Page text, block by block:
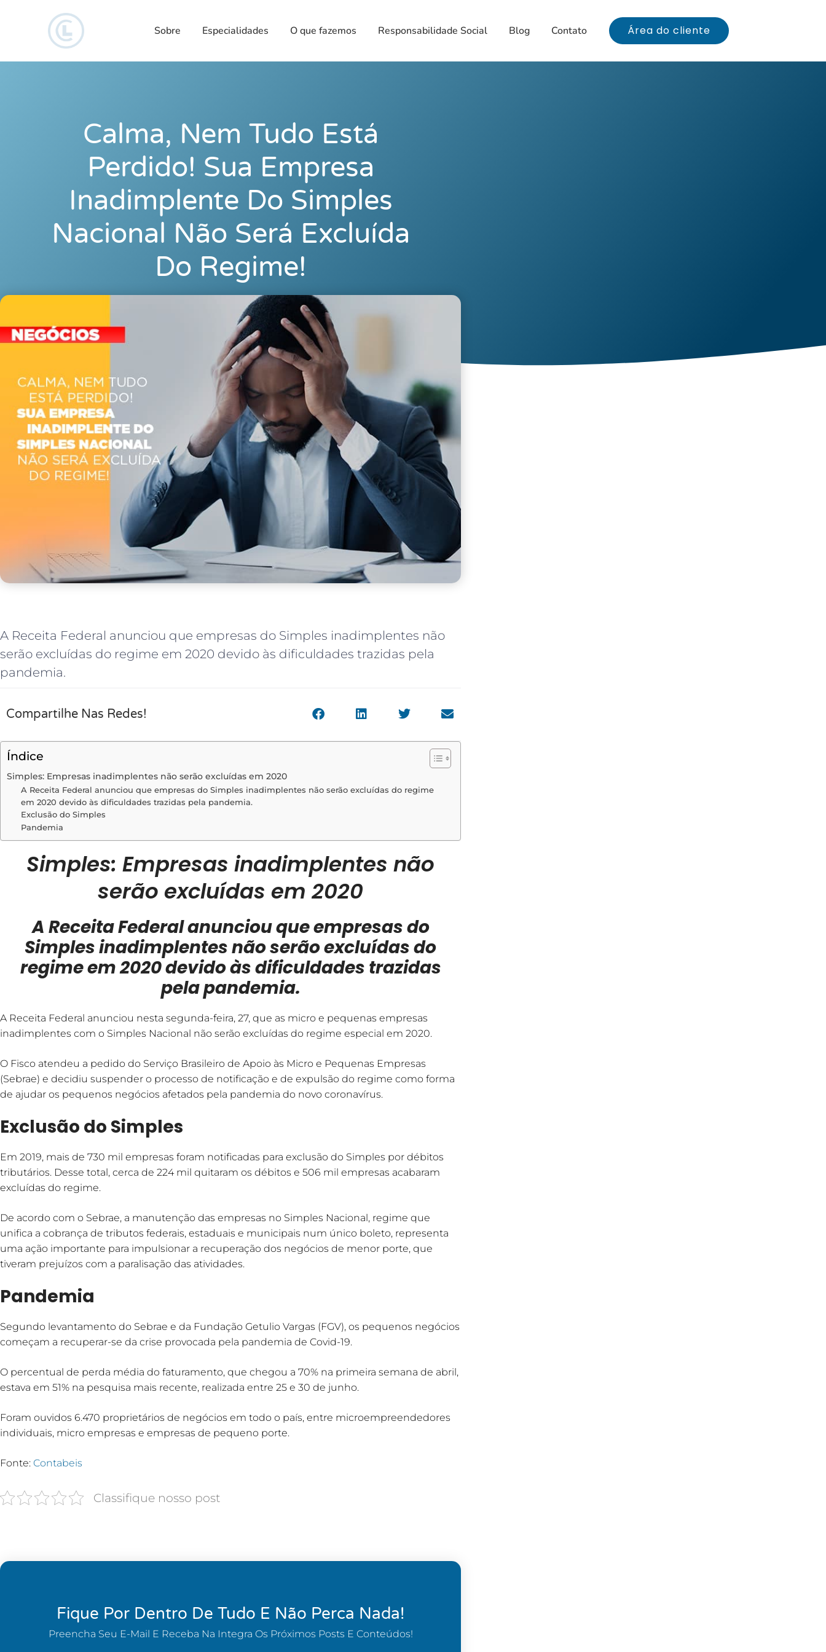
Sobre Especialidades O que fazemos Responsabilidade Social Blog Contato Área do cliente
Calma, Nem Tudo Está
Perdido! Sua Empresa
Inadimplente Do Simples
Nacional Não Será Excluída
Do Regime!
julho 29, 2020
A Receita Federal anunciou que empresas do Simples inadimplentes não
serão excluídas do regime em 2020 devido às dificuldades trazidas pela
pandemia.
Compartilhe Nas Redes!
Índice
Simples: Empresas inadimplentes não serão excluídas em 2020
A Receita Federal anunciou que empresas do Simples inadimplentes não serão excluídas do regime
em 2020 devido às dificuldades trazidas pela pandemia.
Exclusão do Simples
Pandemia
Simples: Empresas inadimplentes não
serão excluídas em 2020
A Receita Federal anunciou que empresas do
Simples inadimplentes não serão excluídas do
regime em 2020 devido às dificuldades trazidas
pela pandemia.
A Receita Federal anunciou nesta segunda-feira, 27, que as micro e pequenas empresas
inadimplentes com o Simples Nacional não serão excluídas do regime especial em 2020.
O Fisco atendeu a pedido do Serviço Brasileiro de Apoio às Micro e Pequenas Empresas
(Sebrae) e decidiu suspender o processo de notificação e de expulsão do regime como forma
de ajudar os pequenos negócios afetados pela pandemia do novo coronavírus.
Exclusão do Simples
Em 2019, mais de 730 mil empresas foram notificadas para exclusão do Simples por débitos
tributários. Desse total, cerca de 224 mil quitaram os débitos e 506 mil empresas acabaram
excluídas do regime.
De acordo com o Sebrae, a manutenção das empresas no Simples Nacional, regime que
unifica a cobrança de tributos federais, estaduais e municipais num único boleto, representa
uma ação importante para impulsionar a recuperação dos negócios de menor porte, que
tiveram prejuízos com a paralisação das atividades.
Pandemia
Segundo levantamento do Sebrae e da Fundação Getulio Vargas (FGV), os pequenos negócios
começam a recuperar-se da crise provocada pela pandemia de Covid-19.
O percentual de perda média do faturamento, que chegou a 70% na primeira semana de abril,
estava em 51% na pesquisa mais recente, realizada entre 25 e 30 de junho.
Foram ouvidos 6.470 proprietários de negócios em todo o país, entre microempreendedores
individuais, micro empresas e empresas de pequeno porte.
Fonte: Contabeis
Classifique nosso post
Fique Por Dentro De Tudo E Não Perca Nada!
Preencha Seu E-Mail E Receba Na Integra Os Próximos Posts E Conteúdos!